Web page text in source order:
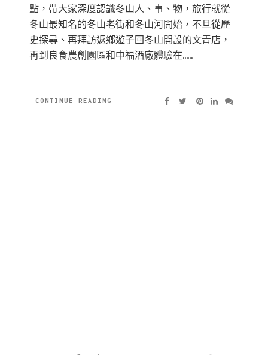
點，帶大家深度認識冬山人、事、物，旅行就從
冬山最知名的冬山老街和冬山河開始，不旦從歷
史探尋、再拜訪返鄉遊子回冬山開設的文青店，
再到良食農創園區和中福酒廠體驗在……
CONTINUE READING